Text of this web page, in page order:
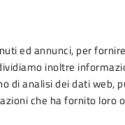
ed annunci, per
inoltre
di analisi dei dati web,
che ha fornito loro